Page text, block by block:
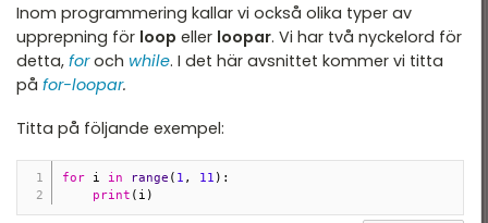
Inom programmering kallar vi också olika typer av
upprepning för loop eller loopar. Vi har två nyckelord för
detta, foroch while. I det här avsnittet kommer vi titta
på for-loopar.
Titta på följande exempel:
for i in range ( 1 , 11 ) :
print ( i )